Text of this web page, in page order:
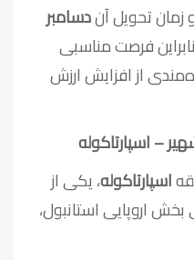
زمان تحویل آندسامبر
فرصت مناسبی
از افزایش ارزش
– اسپارتاکوله
اسپارتاکوله، یکی از
اروپایی استانبول،